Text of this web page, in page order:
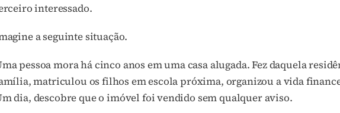
interessado.
a seguinte situação.
pessoa mora há cinco anos em uma casa alugada. Fez daquela
matriculou os filhos em escola próxima, organizou a vida
dia, descobre que o imóvel foi vendido sem qualquer aviso.